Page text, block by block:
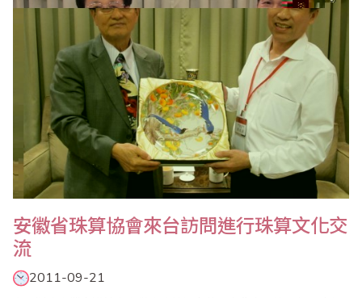
安徽省珠算協會來台訪問進行珠算文化交
流
2011-09-21